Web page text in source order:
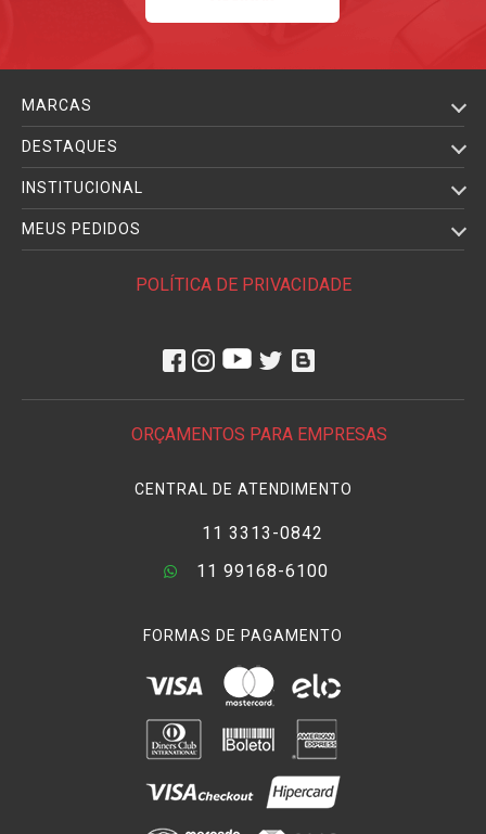
MARCAS
DESTAQUES
INSTITUCIONAL
MEUS PEDIDOS
POLÍTICA DE PRIVACIDADE
ORÇAMENTOS PARA EMPRESAS
CENTRAL DE ATENDIMENTO
11 3313-0842
11 99168-6100
FORMAS DE PAGAMENTO